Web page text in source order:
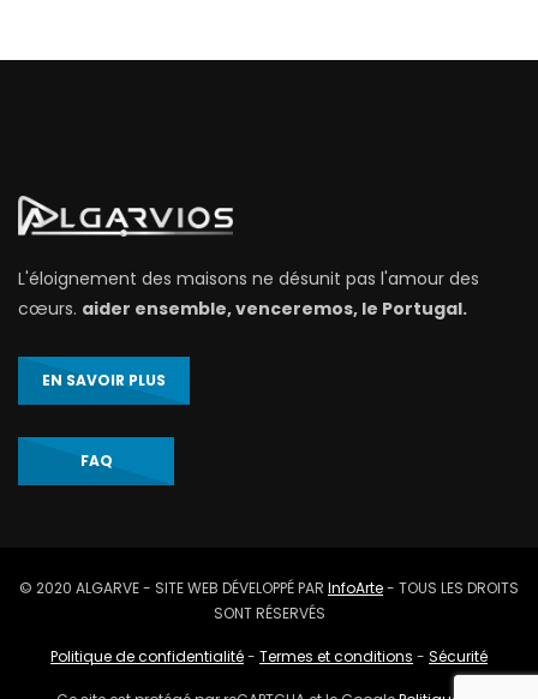
L'éloignement des maisons ne désunit pas l'amour des
cœurs. aider ensemble, venceremos, le Portugal.
EN SAVOIR PLUS
FAQ
© 2020 ALGARVE - SITE WEB DÉVELOPPÉ PAR InfoArte- TOUS LES DROITS
SONT RÉSERVÉS
Politique de confidentialité- Termes et conditions - Sécurité